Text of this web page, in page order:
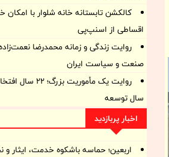
کالکشن تابستانه خانه شلوار با امکان
اقساطی از اسنپ‌پی
روایت زندگی و زمانه‌ محمدرضا
صنعت و سیاست ایران
سال توسعه
اخبار پربازدید
اربعین؛ حماسه باشکوه خدمت، ایثار و